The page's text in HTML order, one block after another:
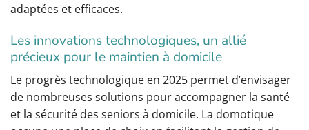
adaptées et efficaces.
Les innovations technologiques, un allié
précieux pour le maintien à domicile
Le progrès technologique en 2025 permet d’envisager
de nombreuses solutions pour accompagner la santé
et la sécurité des seniors à domicile. La domotique